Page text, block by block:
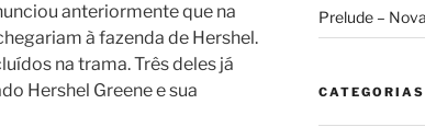
anteriormente que na
à fazenda de Hershel.
na trama. Três deles já
Hershel Greene e sua
Prelude –
CATEGORIAS